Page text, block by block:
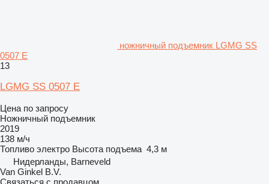
ножничный подъемник LGMG SS
0507 E
13
LGMG SS 0507 E
Цена по запросу
Ножничный подъемник
2019
138 м/ч
Топливо электро Высота подъема 4,3 м
Нидерланды, Barneveld
Van Ginkel B.V.
Связаться с продавцом